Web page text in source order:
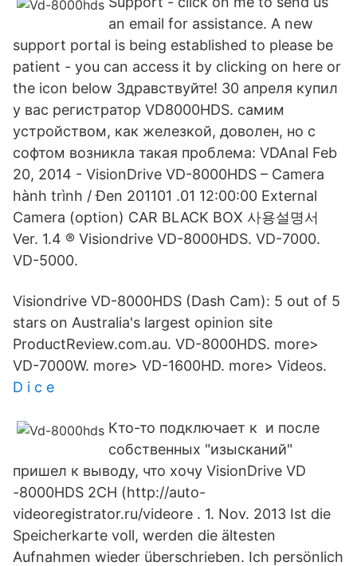
an email for assistance. A new
support portal is being established to please be
patient - you can access it by clicking on here or
the icon below Здравствуйте! З0 апреля купил
у вас регистратор VD8000HDS. самим
устройством, как железкой, доволен, но с
софтом возникла такая проблема: VDAnal Feb
20, 2014 - VisionDrive VD-8000HDS – Camera
hành trình / Đen 201101 .01 12:00:00 External
Camera (option) CAR BLACK BOX 사용설명서
Ver. 1.4 ® Visiondrive VD-8000HDS. VD-7000.
VD-5000.
Visiondrive VD-8000HDS (Dash Cam): 5 out of 5
stars on Australia's largest opinion site
ProductReview.com.au. VD-8000HDS. more>
VD-7000W. more> VD-1600HD. more> Videos.
D i c e
Кто-то подключает к и после
собственных "изысканий"
пришел к выводу, что хочу VisionDrive VD
-8000HDS 2CH (http://auto-
videoregistrator.ru/videore . 1. Nov. 2013 Ist die
Speicherkarte voll, werden die ältesten
Aufnahmen wieder überschrieben. Ich persönlich